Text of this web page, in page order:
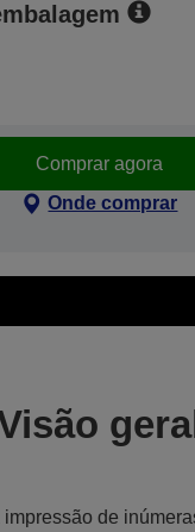
Comprar agora
Onde comprar
impressão de